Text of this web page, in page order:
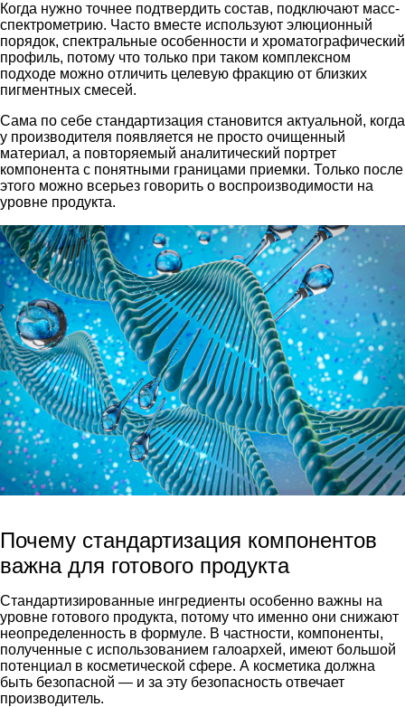
Когда нужно точнее подтвердить состав, подключают масс-
спектрометрию. Часто вместе используют элюционный
порядок, спектральные особенности и хроматографический
профиль, потому что только при таком комплексном
подходе можно отличить целевую фракцию от близких
пигментных смесей.
Сама по себе стандартизация становится актуальной, когда
у производителя появляется не просто очищенный
материал, а повторяемый аналитический портрет
компонента с понятными границами приемки. Только после
этого можно всерьез говорить о воспроизводимости на
уровне продукта.
Почему стандартизация компонентов
важна для готового продукта
Стандартизированные ингредиенты особенно важны на
уровне готового продукта, потому что именно они снижают
неопределенность в формуле. В частности, компоненты,
полученные с использованием галоархей, имеют большой
потенциал в косметической сфере. А косметика должна
быть безопасной — и за эту безопасность отвечает
производитель.